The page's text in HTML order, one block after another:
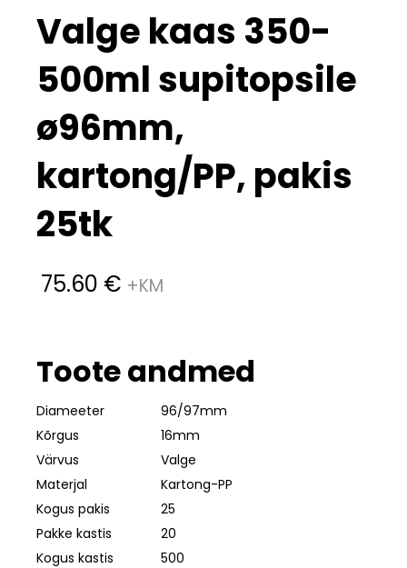
Valge kaas 350-
500ml supitopsile
ø96mm,
kartong/PP, pakis
25tk
75.60 €
Toote andmed
Diameeter
96/97mm
Kõrgus
16mm
Värvus
Valge
Materjal
Kartong-PP
Kogus pakis
25
Pakke kastis
20
Kogus kastis
500